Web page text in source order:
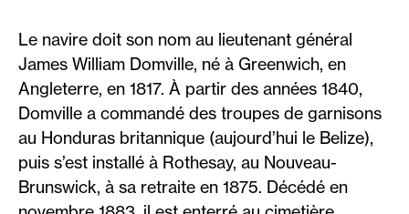
Le navire doit son nom au lieutenant général
James William Domville, né à Greenwich, en
Angleterre, en 1817. À partir des années 1840,
Domville a commandé des troupes de garnisons
au Honduras britannique (aujourd’hui le Belize),
puis s’est installé à Rothesay, au Nouveau-
Brunswick, à sa retraite en 1875. Décédé en